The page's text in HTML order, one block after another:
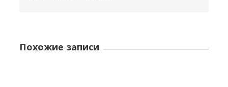
Похожие записи